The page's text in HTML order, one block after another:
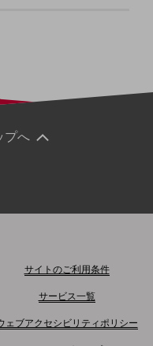
モ mini ドコモBiz かけ放題
プへ
サイトのご利用条件
サービス一覧
ェブアクセシビリティポリシー